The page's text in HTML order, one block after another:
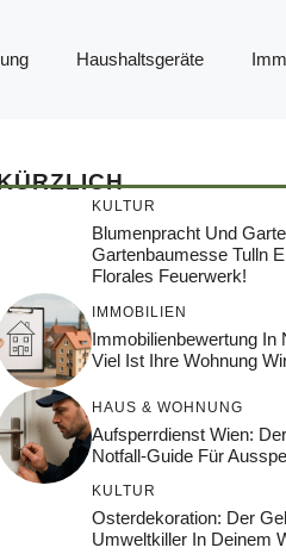
Haushaltsgeräte
KULTUR
Blumenpracht Und
Gartenbaumesse Tulln
Florales Feuerwerk!
IMMOBILIEN
Immobilienbewertung In
Viel Ist Ihre Wohnung
HAUS & WOHNUNG
Aufsperrdienst Wien:
Notfall-Guide Für
KULTUR
Osterdekoration: Der
Umweltkiller In Deinem